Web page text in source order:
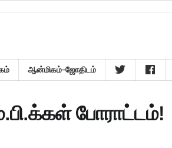
ஆன்மிகம்-ஜோதிடம்
போராட்டம்!